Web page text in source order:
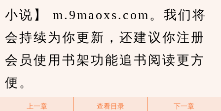
小说】 m.9maoxs.com。我们将
会持续为你更新，还建议你注册
会员使用书架功能追书阅读更方
便。
上一章 查看目录 下一章